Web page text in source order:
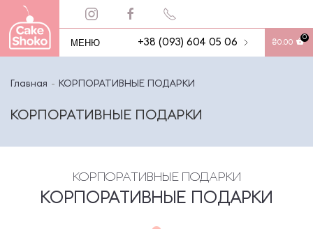
МЕНЮ +38 (093) 604 05 06 ₴0.00
0
Главная КОРПОРАТИВНЫЕ ПОДАРКИ
КОРПОРАТИВНЫЕ ПОДАРКИ
КОРПОРАТИВНЫЕ ПОДАРКИ
КОРПОРАТИВНЫЕ ПОДАРКИ